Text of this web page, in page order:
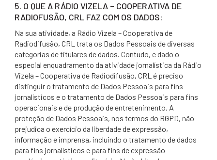
5. O QUE A RÁDIO VIZELA – COOPERATIVA DE
RADIOFUSÃO, CRL FAZ COM OS DADOS:
Na sua atividade, a Rádio Vizela – Cooperativa de
Radiodifusão, CRL trata os Dados Pessoais de diversas
categorias de titulares de dados. Contudo, e dado o
especial enquadramento da atividade jornalística da Rádio
Vizela – Cooperativa de Radiodifusão, CRL é preciso
distinguir o tratamento de Dados Pessoais para fins
jornalísticos e o tratamento de Dados Pessoais para fins
operacionais e de produção de entretenimento. A
proteção de Dados Pessoais, nos termos do RGPD, não
prejudica o exercício da liberdade de expressão,
informação e imprensa, incluindo o tratamento de dados
para fins jornalísticos e para fins de expressão